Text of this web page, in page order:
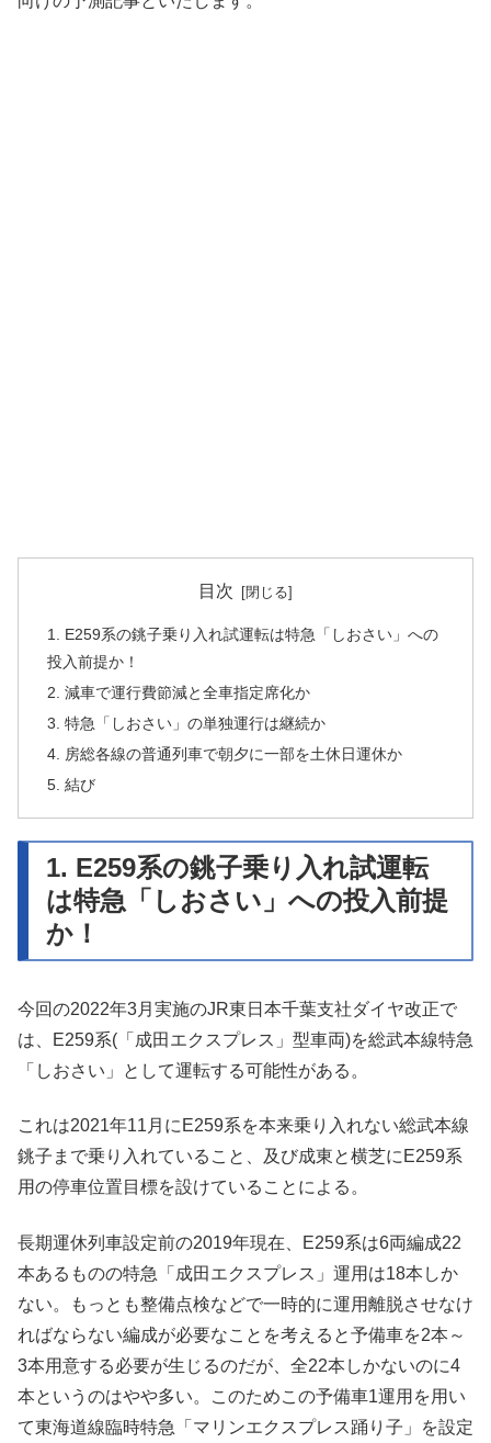
目次
1. E259系の銚子乗り入れ試運転は特急「しおさい」への
投入前提か！
2. 減車で運行費節減と全車指定席化か
3. 特急「しおさい」の単独運行は継続か
4. 房総各線の普通列車で朝夕に一部を土休日運休か
5. 結び
1. E259系の銚子乗り入れ試運転
は特急「しおさい」への投入前提
か！
今回の2022年3月実施のJR東日本千葉支社ダイヤ改正で
は、E259系(「成田エクスプレス」型車両)を総武本線特急
「しおさい」として運転する可能性がある。
これは2021年11月にE259系を本来乗り入れない総武本線
銚子まで乗り入れていること、及び成東と横芝にE259系
用の停車位置目標を設けていることによる。
長期運休列車設定前の2019年現在、E259系は6両編成22
本あるものの特急「成田エクスプレス」運用は18本しか
ない。もっとも整備点検などで一時的に運用離脱させなけ
ればならない編成が必要なことを考えると予備車を2本～
3本用意する必要が生じるのだが、全22本しかないのに4
本というのはやや多い。このためこの予備車1運用を用い
て東海道線臨時特急「マリンエクスプレス踊り子」を設定